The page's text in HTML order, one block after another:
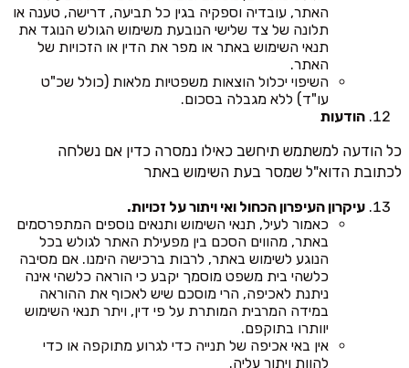
האתר, עובדיה וספקיה בגין כל תביעה, דרישה, טענה או
תלונה של צד שלישי הנובעת משימוש הגולש הנוגד את
תנאי השימוש באתר או מפר את הדין או הזכויות של
האתר.
השיפוי יכלול הוצאות משפטיות מלאות (כולל שכ"ט
עו"ד) ללא מגבלה בסכום.
הודעות
כל הודעה למשתמש תיחשב כאילו נמסרה כדין אם נשלחה
לכתובת הדוא"ל שמסר בעת השימוש באתר
עיקרון העיפרון הכחול ואי ויתור על זכויות.
כאמור לעיל, תנאי השימוש ותנאים נוספים המתפרסמים
באתר, מהווים הסכם בין מפעילת האתר לגולש בכל
הנוגע לשימוש באתר, לרבות ברכישה הימנו. אם מסיבה
כלשהי בית משפט מוסמך יקבע כי הוראה כלשהי אינה
ניתנת לאכיפה, הרי מוסכם שיש לאכוף את ההוראה
במידה המרבית המותרת על פי דין, ויתר תנאי השימוש
יוותרו בתוקפם.
אין באי אכיפה של תנייה כדי לגרוע מתוקפה או כדי
להוות ויתור עליה.